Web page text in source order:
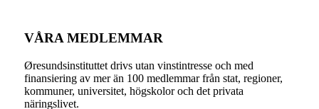
VÅRA MEDLEMMAR
Øresundsinstituttet drivs utan vinst­intresse och med
finansiering av mer än 100 medlemmar från stat, regioner,
kommuner, universitet, högskolor och det privata
näringslivet.